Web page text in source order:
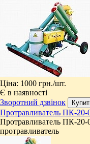
Ціна: 1000 грн./шт.
Є в наявності
Зворотний дзвінок
Протравливатель ПК-
Протравливатель ПК-
протравливатель